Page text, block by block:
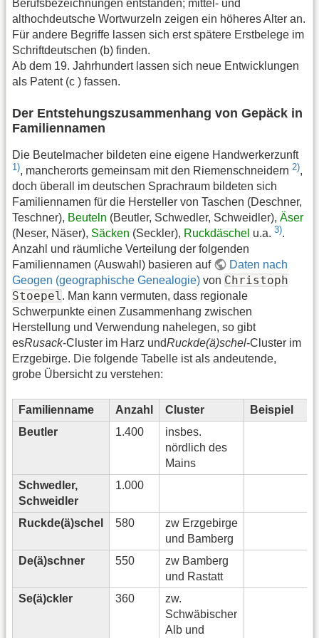
Berufsbezeichnungen entstanden; mittel- und
althochdeutsche Wortwurzeln zeigen ein höheres Alter an.
Für andere Begriffe lassen sich erst spätere Erstbelege im
Schriftdeutschen (b) finden.
Ab dem 19. Jahrhundert lassen sich neue Entwicklungen
als Patent (c ) fassen.
Der Entstehungszusammenhang von Gepäck in
Familiennamen
Die Beutelmacher bildeten eine eigene Handwerkerzunft
1), mancherorts gemeinsam mit den Riemenschneidern 2),
doch überall im deutschen Sprachraum bildeten sich
Familiennamen für die Hersteller von Taschen (Deschner,
Teschner), Beuteln (Beutler, Schwedler, Schweidler), Äser
(Neser, Näser), Säcken (Seckler), Ruckdäschel u.a. 3).
Anzahl und räumliche Verteilung der folgenden
Familiennamen (Auswahl) basieren auf
Daten nach
Geogen (geographische Genealogie) von Christoph
Stoepel. Man kann vermuten, dass regionale
Schwerpunkte einen Zusammenhang zwischen
Herstellung und Verwendung nahelegen, so gibt
esRusack-Cluster im Harz undRuckde(ä)schel-Cluster im
Erzgebirge. Die folgende Tabelle ist als andeutende,
grobe Übersicht zu verstehen:
Familienname Anzahl Cluster
Beispiel
Beutler
1.400
insbes.
nördlich des
Mains
Schwedler,
Schweidler
1.000
Ruckde(ä)schel 580
zw Erzgebirge
und Bamberg
De(ä)schner
550
zw Bamberg
und Rastatt
Se(ä)ckler
360
zw.
Schwäbischer
Alb und